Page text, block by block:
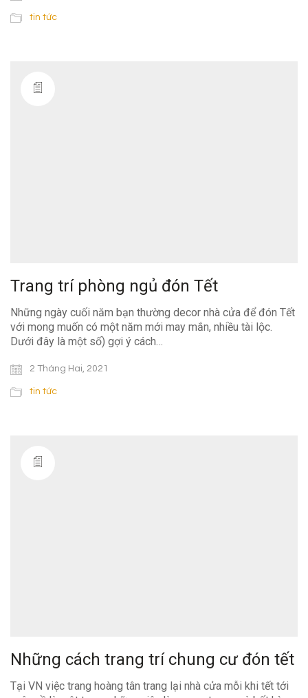
tin tức
Trang trí phòng ngủ đón Tết
Những ngày cuối năm bạn thường decor nhà cửa để đón Tết
với mong muốn có một năm mới may mắn, nhiều tài lộc.
Dưới đây là một số) gợi ý cách…
2 Tháng Hai, 2021
tin tức
Những cách trang trí chung cư đón tết
Tại VN việc trang hoàng tân trang lại nhà cửa mỗi khi tết tới